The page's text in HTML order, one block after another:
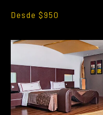
Desde $950